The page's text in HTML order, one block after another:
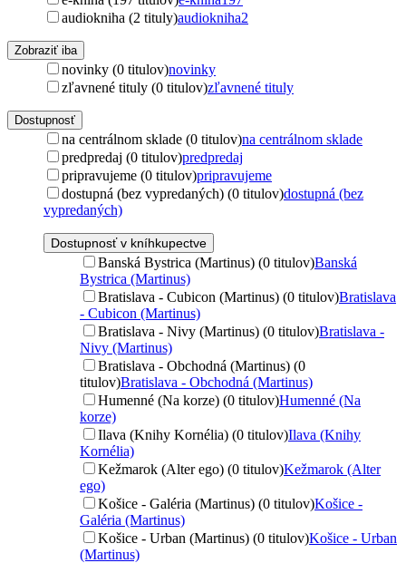
audiokniha (2 tituly)audiokniha2
Zobraziť iba
novinky (0 titulov)novinky
zľavnené tituly (0 titulov)zľavnené tituly
Dostupnosť
na centrálnom sklade (0 titulov)na centrálnom sklade
predpredaj (0 titulov)predpredaj
pripravujeme (0 titulov)pripravujeme
dostupná (bez vypredaných) (0 titulov)dostupná (bez
vypredaných)
Dostupnosť v kníhkupectve
Banská Bystrica (Martinus) (0 titulov)Banská
Bystrica (Martinus)
Bratislava - Cubicon (Martinus) (0 titulov)Bratislava
- Cubicon (Martinus)
Bratislava - Nivy (Martinus) (0 titulov)Bratislava -
Nivy (Martinus)
Bratislava - Obchodná (Martinus) (0
titulov)Bratislava - Obchodná (Martinus)
Humenné (Na korze) (0 titulov)Humenné (Na
korze)
Ilava (Knihy Kornélia) (0 titulov)Ilava (Knihy
Kornélia)
Kežmarok (Alter ego) (0 titulov)Kežmarok (Alter
ego)
Košice - Galéria (Martinus) (0 titulov)Košice -
Galéria (Martinus)
Košice - Urban (Martinus) (0 titulov)Košice - Urban
(Martinus)